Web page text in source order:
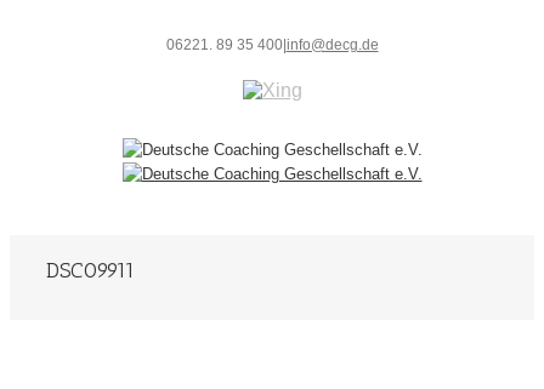
06221. 89 35 400| info@decg.de
DSC09911